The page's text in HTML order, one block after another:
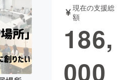
音楽
ガジェット ゲーム・サ
現在の支援総
額
186,
000